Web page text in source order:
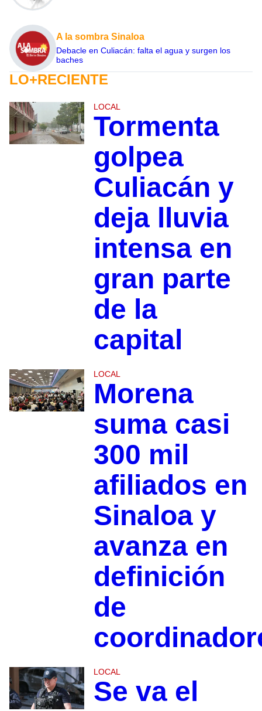
A la sombra Sinaloa
Debacle en Culiacán: falta el agua y surgen los
baches
LO+RECIENTE
LOCAL
Tormenta
golpea
Culiacán y
deja lluvia
intensa en
gran parte
de la
capital
LOCAL
Morena
suma casi
300 mil
afiliados en
Sinaloa y
avanza en
definición
de
LOCAL
Se va el